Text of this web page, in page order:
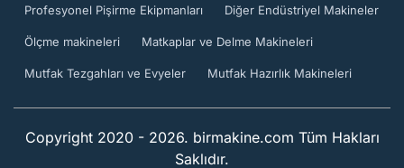
Profesyonel Pişirme Ekipmanları Diğer Endüstriyel Makineler
Ölçme makineleri Matkaplar ve Delme Makineleri
Mutfak Tezgahları ve Evyeler Mutfak Hazırlık Makineleri
Copyright 2020 - 2026. birmakine.com Tüm Hakları
Saklıdır.